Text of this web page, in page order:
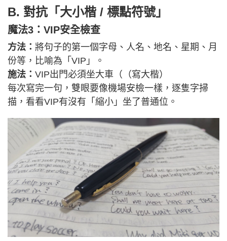
B. 對抗「大小楷 / 標點符號」
魔法3： VIP安全檢查
方法： 將句子的第一個字母、人名、地名、星期、月
份等，比喻為「VIP」。
施法： VIP出門必須坐大車（（寫大楷）
每次寫完一句，雙眼要像機場安檢一樣，逐隻字掃
描，看看VIP有沒有「縮小」坐了普通位。